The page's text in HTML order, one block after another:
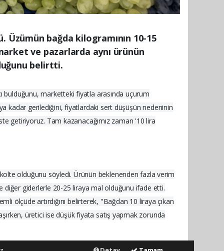
bağda kilogramının 10-15
ve pazarlarda aynı ürünün
belirtti.
bulduğunu, marketteki fiyatla arasında uçurum
kadar gerilediğini, fiyatlardaki sert düşüşün nedeninin
getiriyoruz. Tam kazanacağımız zaman '10 lira
olduğunu söyledi. Ürünün beklenenden fazla verim
diğer giderlerle 20-25 liraya mal olduğunu ifade etti.
ölçüde artırdığını belirterek, "Bağdan 10 liraya çıkan
üretici ise düşük fiyata satış yapmak zorunda